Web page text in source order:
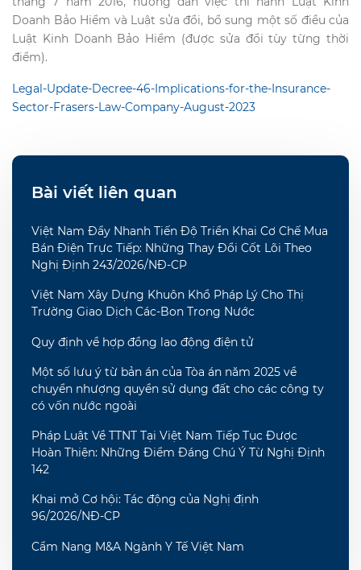
Doanh Bảo Hiểm và Luật sửa đổi, bổ sung một số điều của
Luật Kinh Doanh Bảo Hiểm (được sửa đổi tùy từng thời
điểm).
Legal-Update-Decree-46-Implications-for-the-Insurance-
Sector-Frasers-Law-Company-August-2023
Bài viết liên quan
Việt Nam Đẩy Nhanh Tiến Độ Triển Khai Cơ Chế Mua
Bán Điện Trực Tiếp: Những Thay Đổi Cốt Lõi Theo
Nghị Định 243/2026/NĐ-CP
Việt Nam Xây Dựng Khuôn Khổ Pháp Lý Cho Thị
Trường Giao Dịch Các-Bon Trong Nước
Quy định về hợp đồng lao động điện tử
Một số lưu ý từ bản án của Tòa án năm 2025 về
chuyển nhượng quyền sử dụng đất cho các công ty
có vốn nước ngoài
Pháp Luật Về TTNT Tại Việt Nam Tiếp Tục Được
Hoàn Thiện: Những Điểm Đáng Chú Ý Từ Nghị Định
142
Khai mở Cơ hội: Tác động của Nghị định
96/2026/NĐ-CP
Cẩm Nang M&A Ngành Y Tế Việt Nam